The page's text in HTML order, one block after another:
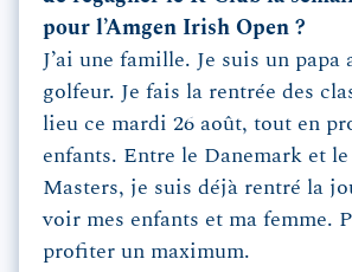
pour l’Amgen Irish Open ?
J’ai une famille. Je suis un papa
golfeur. Je fais la rentrée des
lieu ce mardi 26 août, tout en
enfants. Entre le Danemark et
Masters, je suis déjà rentré la
voir mes enfants et ma femme.
profiter un maximum.